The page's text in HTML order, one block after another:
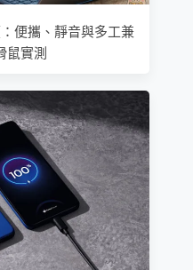
便攜、靜音與多工兼
鼠實測